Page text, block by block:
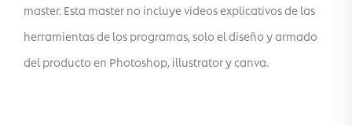
master. Esta master no incluye videos explicativos de las
herramientas de los programas, solo el diseño y armado
del producto en Photoshop, illustrator y canva.